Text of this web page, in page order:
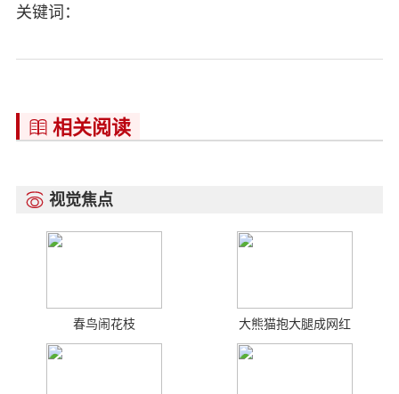
关键词：
 相关阅读
 视觉焦点
春鸟闹花枝 大熊猫抱大腿成网红